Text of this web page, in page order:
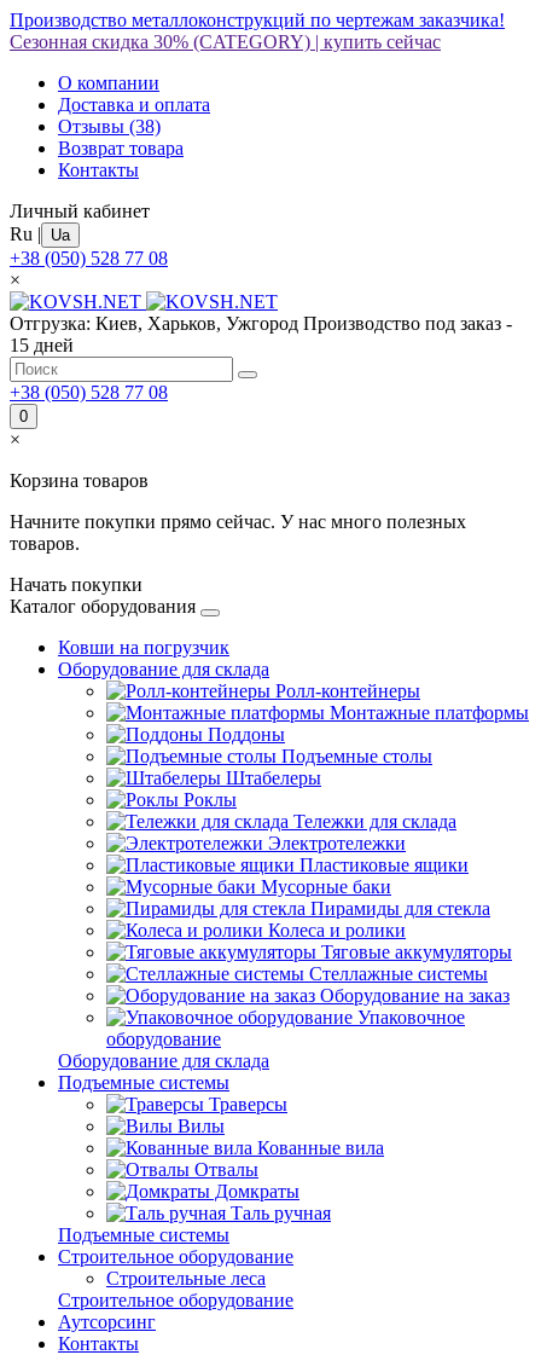
Производство металлоконструкций по чертежам заказчика!
Сезонная скидка 30% (CATEGORY) | купить сейчас
О компании
Доставка и оплата
Отзывы (38)
Возврат товара
Контакты
Личный кабинет
Ru | Ua
+38 (050) 528 77 08
×
Отгрузка: Киев, Харьков, Ужгород Производство под заказ -
15 дней
+38 (050) 528 77 08
0
×
Корзина товаров
Начните покупки прямо сейчас. У нас много полезных
товаров.
Начать покупки
Каталог оборудования
Ковши на погрузчик
Оборудование для склада
Ролл-контейнеры
Монтажные платформы
Поддоны
Подъемные столы
Штабелеры
Роклы
Тележки для склада
Электротележки
Пластиковые ящики
Мусорные баки
Пирамиды для стекла
Колеса и ролики
Тяговые аккумуляторы
Стеллажные системы
Оборудование на заказ
Упаковочное
оборудование
Оборудование для склада
Подъемные системы
Траверсы
Вилы
Кованные вила
Отвалы
Домкраты
Таль ручная
Подъемные системы
Строительное оборудование
Строительные леса
Строительное оборудование
Аутсорсинг
Контакты